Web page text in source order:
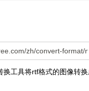
换工具将rtf格式的图像转